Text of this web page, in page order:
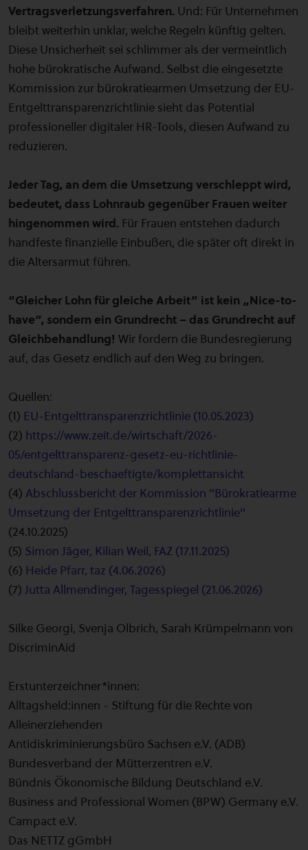
Vertragsverletzungsverfahren. Und: Für Unternehmen
bleibt weiterhin unklar, welche Regeln künftig gelten.
Diese Unsicherheit sei schlimmer als der vermeintlich
hohe bürokratische Aufwand. Selbst die eingesetzte
Kommission zur bürokratiearmen Umsetzung der EU-
Entgelttransparenzrichtlinie sieht das Potential
professioneller digitaler HR-Tools, diesen Aufwand zu
reduzieren.
Jeder Tag, an dem die Umsetzung verschleppt wird,
bedeutet, dass Lohnraub gegenüber Frauen weiter
hingenommen wird. Für Frauen entstehen dadurch
handfeste finanzielle Einbußen, die später oft direkt in
die Altersarmut führen.
“Gleicher Lohn für gleiche Arbeit” ist kein „Nice-to-
have“, sondern ein Grundrecht – das Grundrecht auf
Gleichbehandlung! Wir fordern die Bundesregierung
auf, das Gesetz endlich auf den Weg zu bringen.
Quellen:
(1) EU-Entgelttransparenzrichtlinie (10.05.2023)
(2) https://www.zeit.de/wirtschaft/2026-
05/entgelttransparenz-gesetz-eu-richtlinie-
deutschland-beschaeftigte/komplettansicht
(4) Abschlussbericht der Kommission "Bürokratiearme
Umsetzung der Entgelttransparenzrichtlinie"
(24.10.2025)
(5) Simon Jäger, Kilian Weil, FAZ (17.11.2025)
(6) Heide Pfarr, taz (4.06.2026)
(7) Jutta Allmendinger, Tagesspiegel (21.06.2026)
Silke Georgi, Svenja Olbrich, Sarah Krümpelmann von
DiscriminAid
Erstunterzeichner*innen:
Alltagsheld:innen - Stiftung für die Rechte von
Alleinerziehenden
Antidiskriminierungsbüro Sachsen e.V. (ADB)
Bundesverband der Mütterzentren e.V.
Bündnis Ökonomische Bildung Deutschland e.V.
Business and Professional Women (BPW) Germany e.V.
Campact e.V.
Das NETTZ gGmbH